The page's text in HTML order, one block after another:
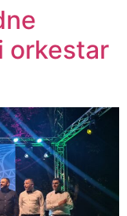
orkestar